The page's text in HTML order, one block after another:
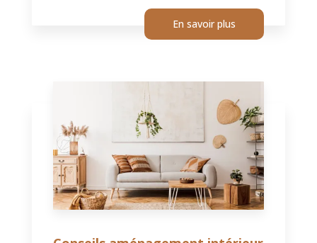
En savoir plus